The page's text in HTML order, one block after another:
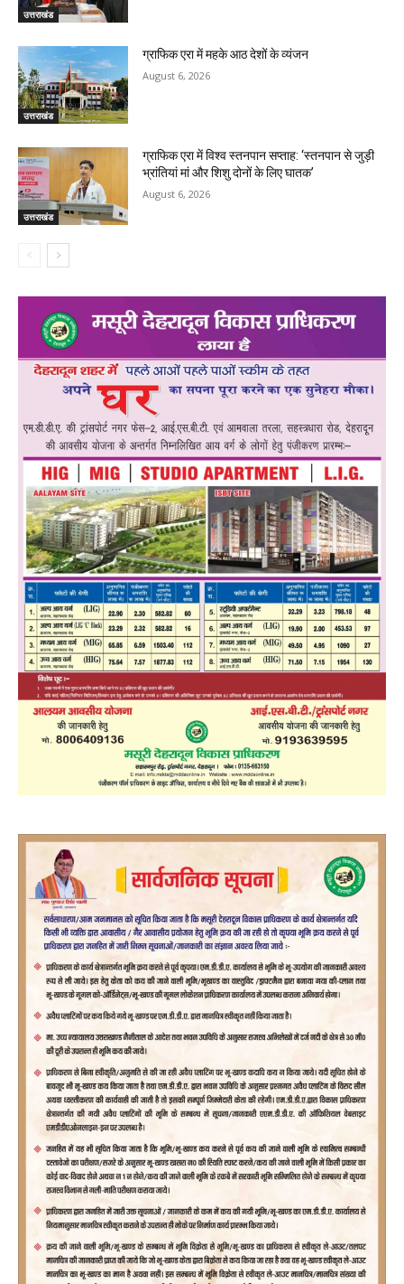
उत्तराखंड
उत्तराखंड
ग्राफिक एरा में महके आठ देशों के व्यंजन
August 6, 2026
उत्तराखंड
ग्राफिक एरा में विश्व स्तनपान सप्ताह: ‘स्तनपान से जुड़ी
भ्रांतियां मां और शिशु दोनों के लिए घातक’
August 6, 2026